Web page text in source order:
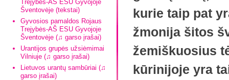
Trejybės-AŠ ESU Gyvojoje
Šventovėje (tekstai)
Gyvosios pamaldos Rojaus
Trejybės-AŠ ESU Gyvojoje
Šventovėje (♫ garso įrašai)
Urantijos grupės užsiėmimai
Vilniuje (♫ garso įrašai)
Lietuvos urantų sambūriai (♫
garso įrašai)
kurie taip pat
žmonija šitos
žemiškuosius
kūrinijoje yra